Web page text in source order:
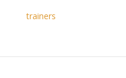
trainers